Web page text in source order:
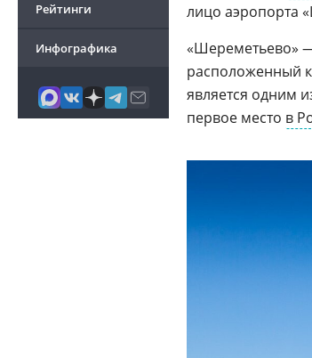
Рейтинги
Инфографика
лицо аэропорта
«Шереметьево»
расположенный
является одним
первое место в